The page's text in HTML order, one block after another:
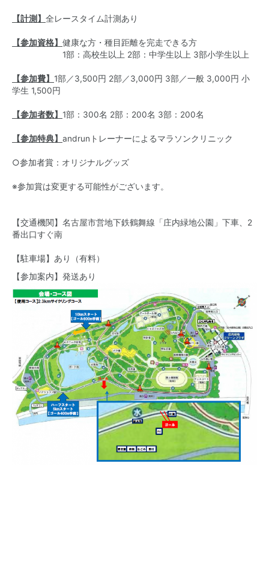
【計測】 全レースタイム計測あり
【参加資格】 健康な方・種目距離を完走できる方
1部：高校生以上 2部：中学生以上 3部小学生以上
【参加費】 1部／3,500円 2部／3,000円 3部／一般 3,000円 小
学生 1,500円
【参加者数】 1部：300名 2部：200名 3部：200名
【参加特典】 andrunトレーナーによるマラソンクリニック
○参加者賞：オリジナルグッズ
※参加賞は変更する可能性がございます。
【交通機関】名古屋市営地下鉄鶴舞線「庄内緑地公園」下車、2
番出口すぐ南
【駐車場】あり（有料）
【参加案内】発送あり